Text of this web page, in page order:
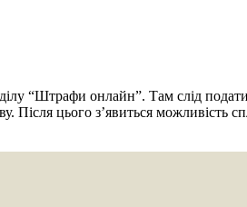
“Штрафи онлайн”. Там слід
Після цього з’явиться